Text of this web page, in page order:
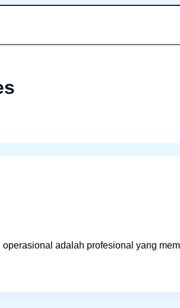
adalah profesional yang